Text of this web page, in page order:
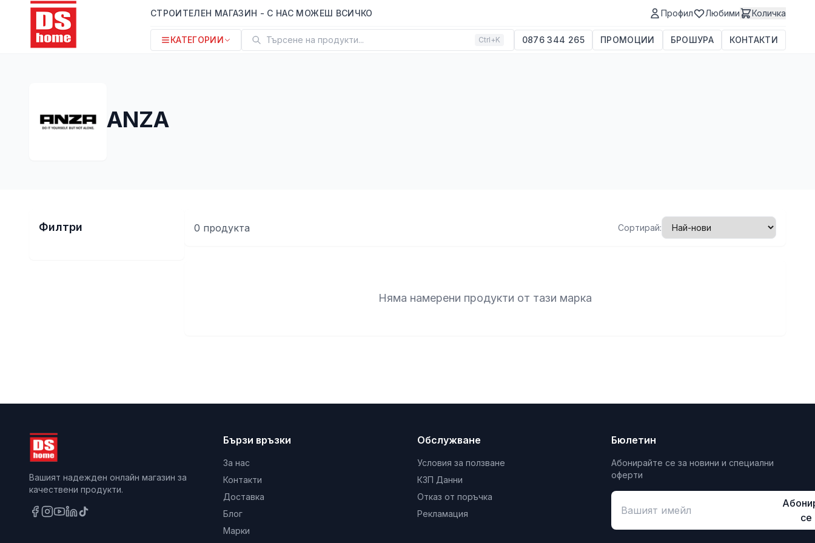
СТРОИТЕЛЕН МАГАЗИН - С НАС МОЖЕШ ВСИЧКО Профил Любими Количка
КАТЕГОРИИ Търсене на продукти... Ctrl+K 0876 344 265 ПРОМОЦИИ БРОШУРА КОНТАКТИ
ANZA
Филтри 0 продукта Сортирай:
Няма намерени продукти от тази марка
Вашият надежден онлайн магазин за
качествени продукти.
Бързи връзки
За нас
Контакти
Доставка
Блог
Марки
Обслужване
Условия за ползване
КЗП Данни
Отказ от поръчка
Рекламация
Бюлетин
Абонирайте се за новини и специални
оферти
се